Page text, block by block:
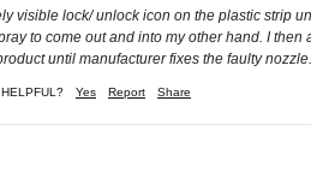
visible lock/ unlock icon on the plastic strip
to come out and into my other hand. I
until manufacturer fixes the faulty nozzle.
Yes Report Share